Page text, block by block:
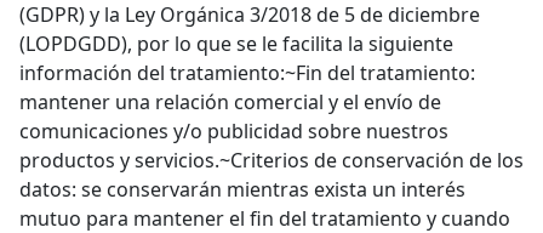
(GDPR) y la Ley Orgánica 3/2018 de 5 de diciembre
(LOPDGDD), por lo que se le facilita la siguiente
información del tratamiento:~Fin del tratamiento:
mantener una relación comercial y el envío de
comunicaciones y/o publicidad sobre nuestros
productos y servicios.~Criterios de conservación de los
datos: se conservarán mientras exista un interés
mutuo para mantener el fin del tratamiento y cuando